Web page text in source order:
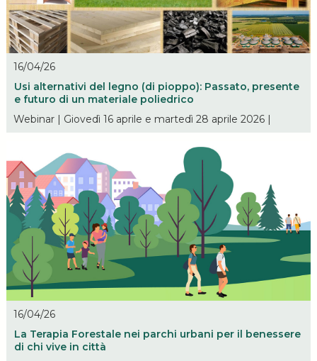
16/04/26
Usi alternativi del legno (di pioppo): Passato, presente
e futuro di un materiale poliedrico
Webinar | Giovedì 16 aprile e martedì 28 aprile 2026 |
16/04/26
La Terapia Forestale nei parchi urbani per il benessere
di chi vive in città